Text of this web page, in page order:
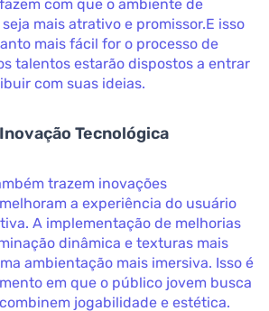
com que o ambiente de
mais atrativo e promissor.E isso
mais fácil for o processo de
talentos estarão dispostos a entrar
com suas ideias.
Tecnológica
trazem inovações
a experiência do usuário
A implementação de melhorias
dinâmica e texturas mais
ambientação mais imersiva. Isso é
em que o público jovem busca
jogabilidade e estética.